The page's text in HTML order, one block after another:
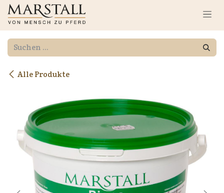
Zum Inhalt springen
Alle Produkte